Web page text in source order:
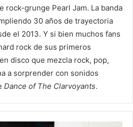
rock-grunge Pearl Jam. La banda
30 años de trayectoria
el 2013. Y si bien muchos fans
rock de sus primeros
disco que mezcla rock, pop,
a sorprender con sonidos
Dance of The Clarvoyants.